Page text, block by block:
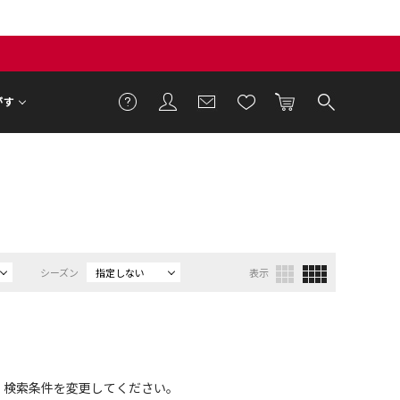
す
シーズン 指定しない 表示
索条件を変更してください。